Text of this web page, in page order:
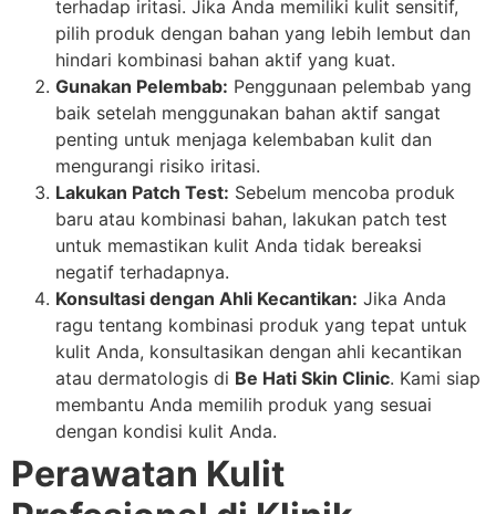
terhadap iritasi. Jika Anda memiliki kulit sensitif,
pilih produk dengan bahan yang lebih lembut dan
hindari kombinasi bahan aktif yang kuat.
Gunakan Pelembab: Penggunaan pelembab yang
baik setelah menggunakan bahan aktif sangat
penting untuk menjaga kelembaban kulit dan
mengurangi risiko iritasi.
Lakukan Patch Test: Sebelum mencoba produk
baru atau kombinasi bahan, lakukan patch test
untuk memastikan kulit Anda tidak bereaksi
negatif terhadapnya.
Konsultasi dengan Ahli Kecantikan: Jika Anda
ragu tentang kombinasi produk yang tepat untuk
kulit Anda, konsultasikan dengan ahli kecantikan
atau dermatologis di Be Hati Skin Clinic. Kami siap
membantu Anda memilih produk yang sesuai
dengan kondisi kulit Anda.
Perawatan Kulit